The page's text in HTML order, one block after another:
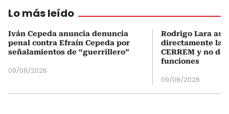
Lo más leído
Iván Cepeda anuncia denuncia
penal contra Efraín Cepeda por
señalamientos de “guerrillero”
09/08/2026
Rodrigo Lara
directamente la
CERREM y no
funciones
09/08/2026